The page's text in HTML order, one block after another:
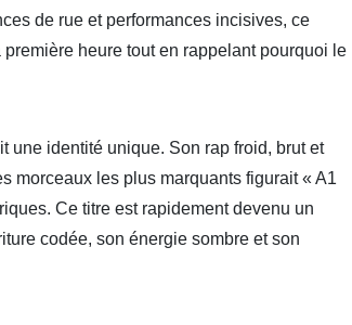
de rue et performances incisives, ce
heure tout en rappelant pourquoi le
une identité unique. Son rap froid, brut et
morceaux les plus marquants figurait « A1
Ce titre est rapidement devenu un
codée, son énergie sombre et son